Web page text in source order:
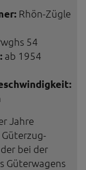
Rhön-Zügle
54
ab 1954
Jahre
bei der
Güterwagens